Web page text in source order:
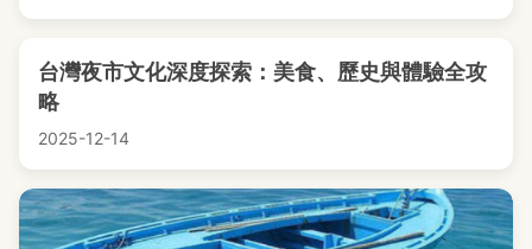
台灣夜市文化深度探索：美食、歷史與體驗全攻
略
2025-12-14